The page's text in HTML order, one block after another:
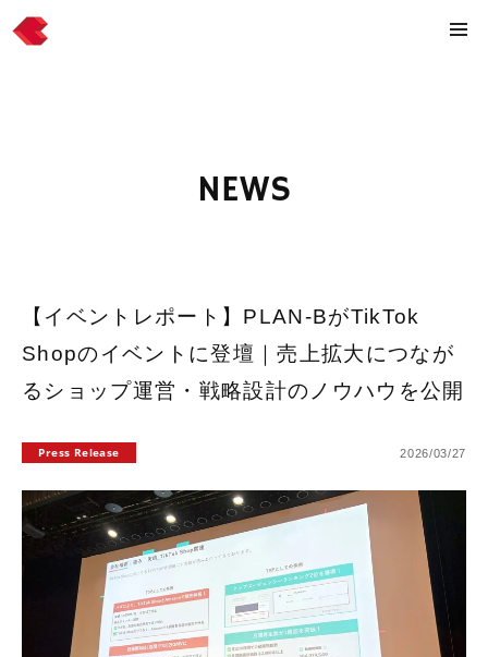
NEWS
【イベントレポート】PLAN-BがTikTok
Shopのイベントに登壇｜売上拡大につなが
るショップ運営・戦略設計のノウハウを公開
2026/03/27
Press Release